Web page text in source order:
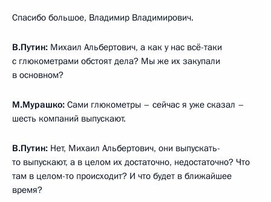
Спасибо большое, Владимир Владимирович.
В.Путин: Михаил Альбертович, а как у нас всё-таки
с глюкометрами обстоят дела? Мы же их закупали
в основном?
М.Мурашко: Сами глюкометры – сейчас я уже сказал –
шесть компаний выпускают.
В.Путин: Нет, Михаил Альбертович, они выпускать-
то выпускают, а в целом их достаточно, недостаточно? Что
там в целом-то происходит? И что будет в ближайшее
время?